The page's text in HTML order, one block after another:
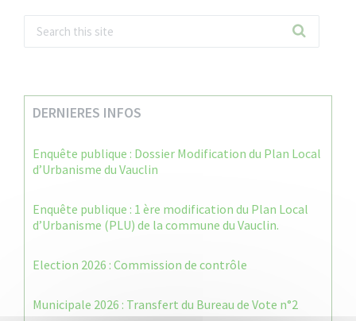
DERNIERES INFOS
Enquête publique : Dossier Modification du Plan Local
d’Urbanisme du Vauclin
Enquête publique : 1 ère modification du Plan Local
d’Urbanisme (PLU) de la commune du Vauclin.
Election 2026 : Commission de contrôle
Municipale 2026 : Transfert du Bureau de Vote n°2